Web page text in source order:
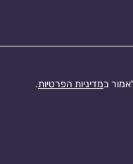
במדיניות הפרטיות.